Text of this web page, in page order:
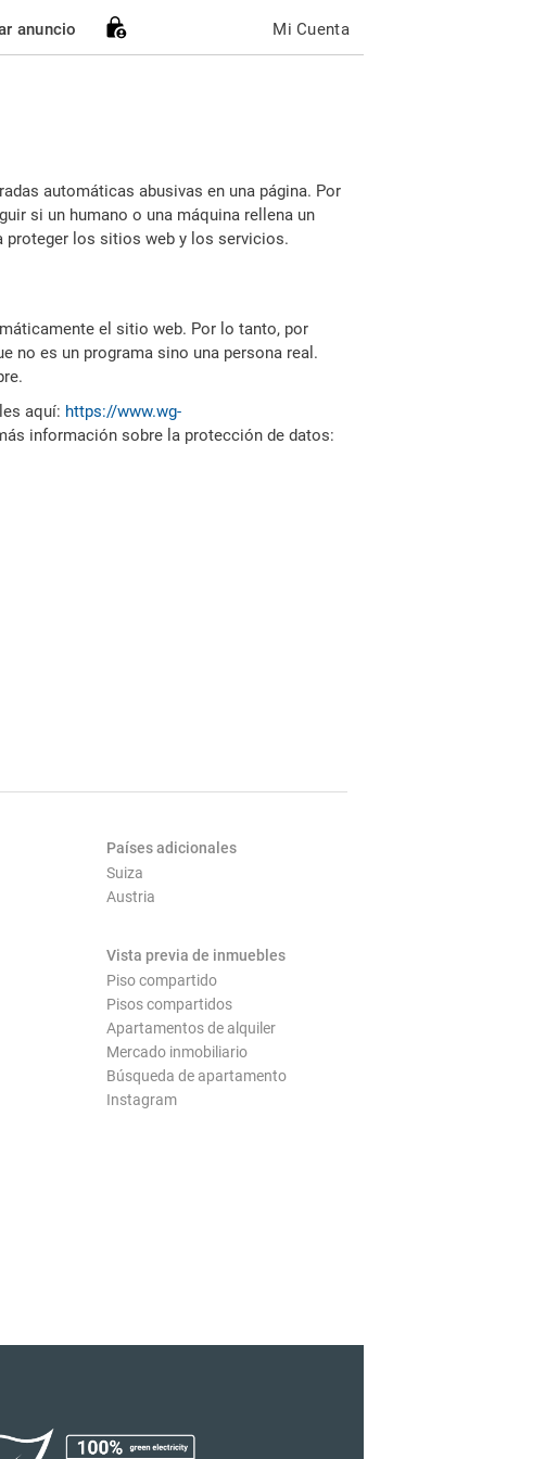
anuncio Mi Cuenta
automáticas abusivas en una página. Por
si un humano o una máquina rellena un
proteger los sitios web y los servicios.
el sitio web. Por lo tanto, por
no es un programa sino una persona real.
aquí: https://www.wg-
información sobre la protección de datos:
Países adicionales
Suiza
Austria
Vista previa de inmuebles
Piso compartido
Pisos compartidos
Apartamentos de alquiler
Mercado inmobiliario
Búsqueda de apartamento
Instagram